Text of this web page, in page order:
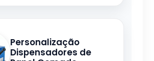
Personalização
Dispensadores de